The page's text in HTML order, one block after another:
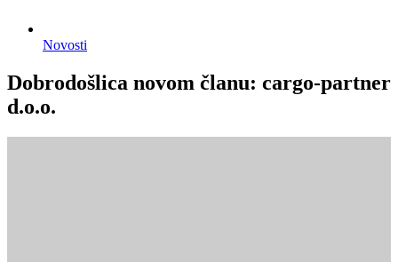
Novosti
Dobrodošlica novom članu: cargo-partner
d.o.o.